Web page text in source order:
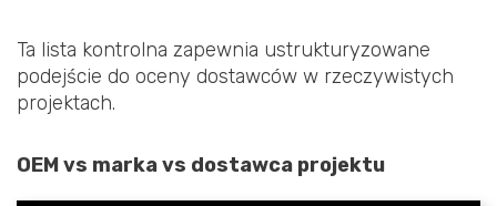
Ta lista kontrolna zapewnia ustrukturyzowane
podejście do oceny dostawców w rzeczywistych
projektach.
OEM vs marka vs dostawca projektu